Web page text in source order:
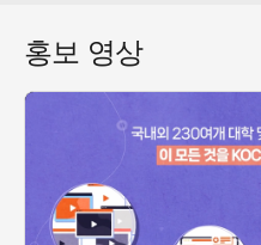
홍보 영상